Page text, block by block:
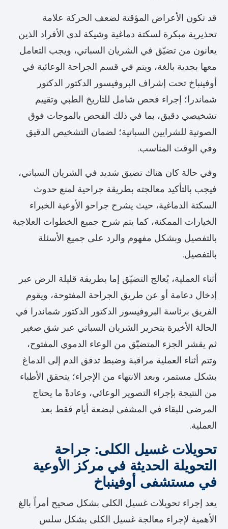
قد تكون الأعراض المؤقتة لضعف الحركة علامة
تحذيرية مبكرة لسكتة دماغية وشيكة لدى الأفراد الذين
يعانون من تضيّق في الشريان السباتي، ويجب التعامل
معها بجدية بالغة، ويتم في قسم الجراحة الوعائية في
أوفينباخ تحت إشراف البروفيسور الدكتور الدكتور
شماندرا؛ إجراء فحص شامل للتاريخ الطبي وتقييم
تشخيصي دقيق، بما في ذلك الفحص بالموجات فوق
الصوتية للشرايين السباتية؛ لضمان التشخيص الدقيق
وفي الوقت المناسب.
وفي حالة كان هناك تضيق شديد في الشريان السباتي،
فيجب بالتأكيد معالجته بطريقة جراحية لمنع حدوث
السكتة الدماغية، حيث يشرح جراحو الأوعية الخبراء
الخيارات الممكنة، كما يتم شرح جميع الخطوات العلاجية
بالتفصيل وبشكل مفهوم والرد على جميع الأسئلة
بالتفصيل.
أثناء العملية، يُعالج التضيّق إما بطريقة قليلة الرض عبر
إدخال دعامة أو عن طريق الجراحة المفتوحة، ويقوم
الفريق برئاسة البروفيسور الدكتور الدكتور شماندرا في
الحالة الأخيرة بتحرير الشريان السباتي عبر شق صغير
ثم يقشر الجزء المتضيّق من الوعاء الدموي المفتوح،
وتتم أثناء العملية مراقبة وضبط تدفق الدم إلى الدماغ
بشكل مستمر، وبعد الانتهاء من الإجراء؛ يتحقق الأطباء
من النتيجة بإجراء التصوير الوعائي، وعادةً ما يحتاج
المرضى للبقاء في المشفى لبضعة أيام فقط بعد
العملية.
تحويلات غسيل الكلى: جراحة
التحويلة الحديثة في مركز الأوعية
في مستشفى أوفينباخ
يعد إجراء تحويلات غسيل الكلى بشكل صحيح أمراً بالغ
الأهمية لإجراء معالجة غسيل الكلى بشكل سلس